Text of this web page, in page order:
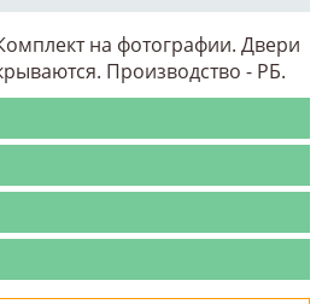
на фотографии. Двери
Производство - РБ.